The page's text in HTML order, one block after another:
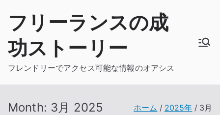
フリーランスの成
功ストーリー
フレンドリーでアクセス可能な情報のオアシス
Month: 3月 2025 ホーム 2025年 3月